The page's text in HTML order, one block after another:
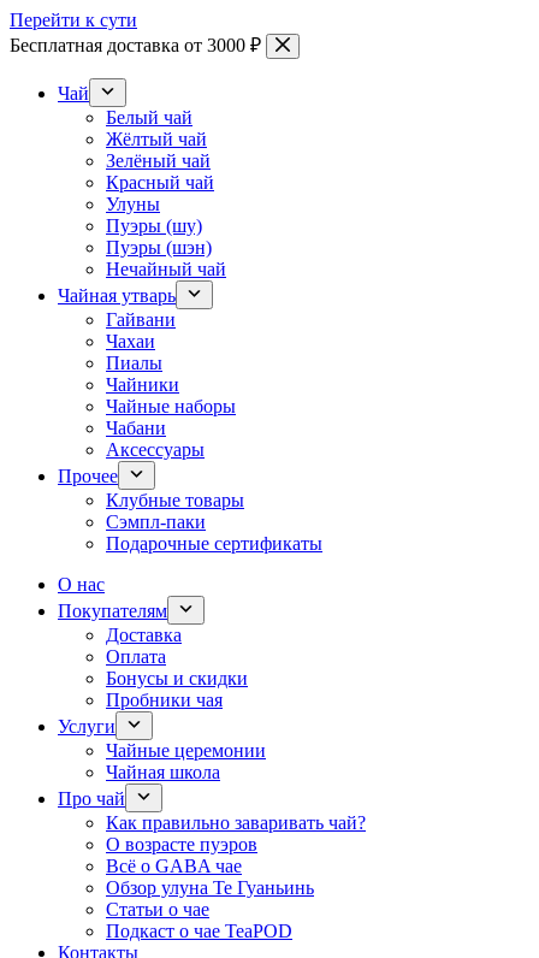
Перейти к сути
Бесплатная доставка от 3000 ₽
Чай
Белый чай
Жёлтый чай
Зелёный чай
Красный чай
Улуны
Пуэры (шу)
Пуэры (шэн)
Нечайный чай
Чайная утварь
Гайвани
Чахаи
Пиалы
Чайники
Чайные наборы
Чабани
Аксессуары
Прочее
Клубные товары
Сэмпл-паки
Подарочные сертификаты
О нас
Покупателям
Доставка
Оплата
Бонусы и скидки
Пробники чая
Услуги
Чайные церемонии
Чайная школа
Про чай
Как правильно заваривать чай?
О возрасте пуэров
Всё о GABA чае
Обзор улуна Те Гуаньинь
Статьи о чае
Подкаст о чае TeaPOD
Контакты